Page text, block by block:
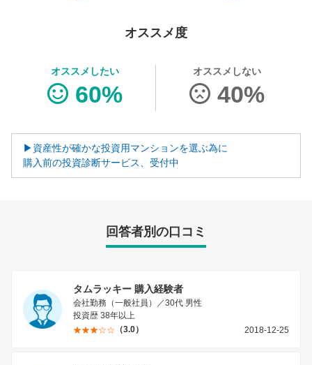
オススメ度
オススメしたい
60%
オススメしない
40%
▶資産性が確かな投資用マンションを選ぶ為に
購入前の投資診断サービス、受付中
回答者別の口コミ
タムラッキー 購入経験者
会社勤務（一般社員）／30代 男性
投資歴 38年以上
（3.0）
2018-12-25